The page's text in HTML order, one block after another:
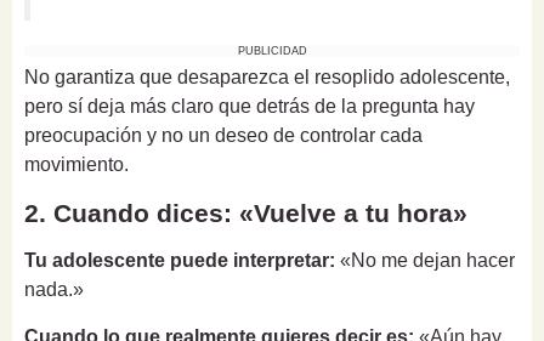
PUBLICIDAD
No garantiza que desaparezca el resoplido adolescente,
pero sí deja más claro que detrás de la pregunta hay
preocupación y no un deseo de controlar cada
movimiento.
2. Cuando dices: «Vuelve a tu hora»
Tu adolescente puede interpretar: «No me dejan hacer
nada.»